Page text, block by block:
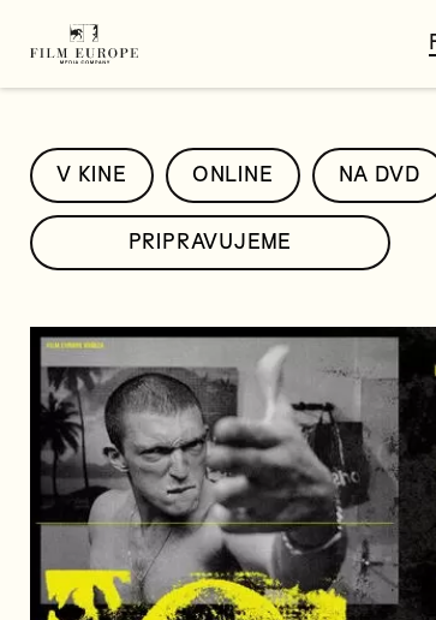
V KINE ONLINE NA DVD
PRIPRAVUJEME